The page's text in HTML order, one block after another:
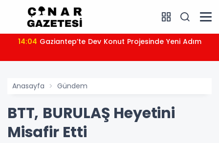
14:04 Gaziantep’te Dev Konut Projesinde Yeni Adım
Anasayfa Gündem
BTT, BURULAŞ Heyetini
Misafir Etti